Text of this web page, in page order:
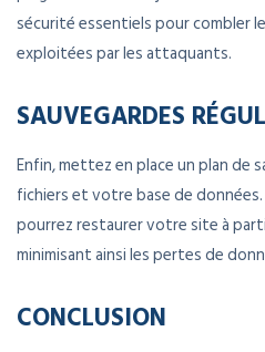
sécurité essentiels pour combler
exploitées par les attaquants.
SAUVEGARDES
Enfin, mettez en place un plan de
fichiers et votre base de données.
pourrez restaurer votre site à
minimisant ainsi les pertes de
CONCLUSION